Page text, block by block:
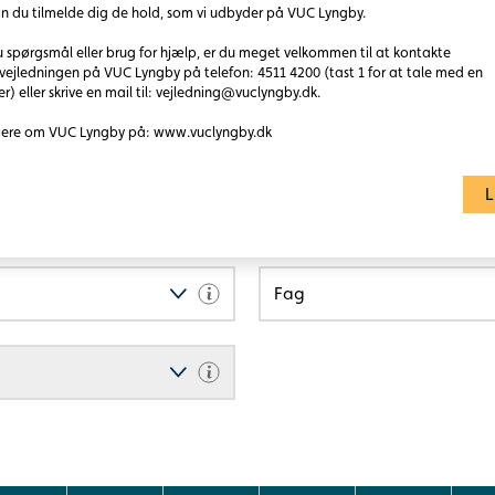
afsluttes med en opgave som skal godkendes af
D.
eller tilsvarende.
på D-niveau.
mere
eksamen)
Fag
du tilmelde dig de hold, som vi udbyder på VUC Lyngby.
spørgsmål eller brug for hjælp, er du meget velkommen til at kontakte
på VUC Lyngby på telefon: 4511 4200 (tast 1 for at tale med en
eller skrive en mail til: vejledning@vuclyngby.dk.
om VUC Lyngby på: www.vuclyngby.dk